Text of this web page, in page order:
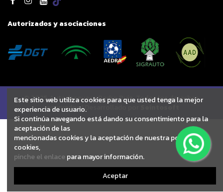
Autorizados y asociaciones
© 2025 Autodesguace Pedro Ruiz. Todos los derechos
reservados | Desarrollado por
Este sitio web utiliza cookies para que usted tenga la mejor
experiencia de usuario.
Si continúa navegando está dando su consentimiento para la
aceptación de las
mencionadas cookies y la aceptación de nuestra política de
cookies,
pinche el enlace para mayor información.
Aceptar